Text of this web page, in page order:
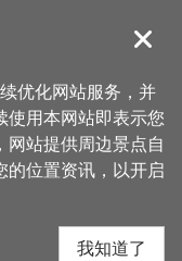
導覽
店 周
关闭
优化网站服务，并
使用本网站即表示您
站提供周边景点自
的位置资讯，以开启
我知道了